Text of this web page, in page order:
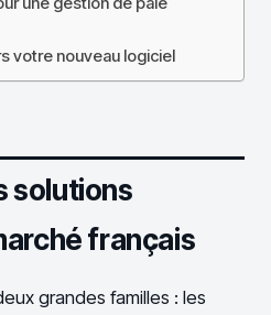
votre nouveau logiciel
solutions
français
grandes familles : les